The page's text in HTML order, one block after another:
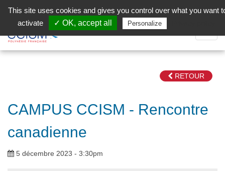
Facebook (Customer Chat) is disabled.
la
RETOUR
CAMPUS CCISM - Rencontre
canadienne
5 décembre 2023 - 3:30pm
This site uses cookies and gives you control over what you want
activate
✓ OK, accept all Personalize